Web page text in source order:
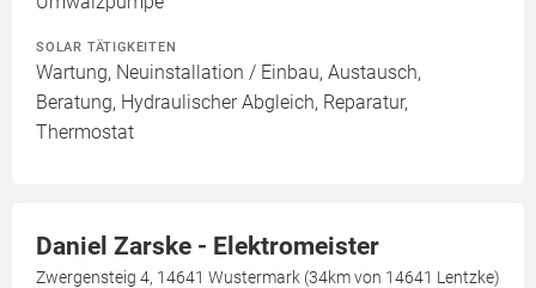
SOLAR TÄTIGKEITEN
Wartung, Neuinstallation / Einbau, Austausch,
Beratung, Hydraulischer Abgleich, Reparatur,
Thermostat
Daniel Zarske - Elektromeister
Zwergensteig 4, 14641 Wustermark (34km von 14641 Lentzke)